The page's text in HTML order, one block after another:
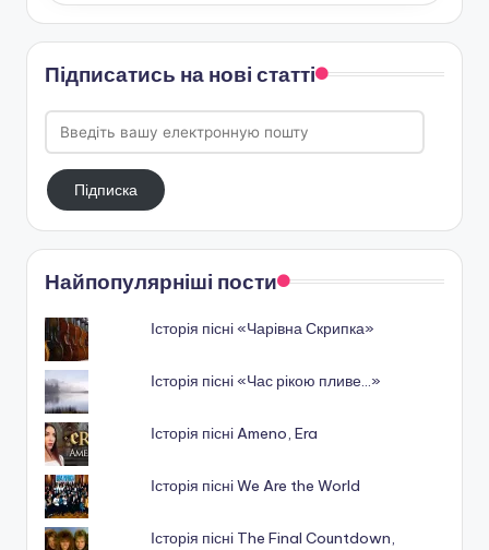
Підписатись на нові статті
Введіть
вашу
електронную
поштуПідписка
Найпопулярніші пости
Історія пісні «Чарівна Скрипка»
Історія пісні «Час рікою пливе…»
Історія пісні Ameno, Era
Історія пісні We Are the World
Історія пісні The Final Countdown,